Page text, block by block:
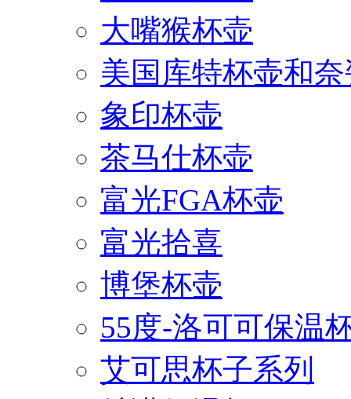
大嘴猴杯壶
美国库特杯壶和
象印杯壶
茶马仕杯壶
富光FGA杯壶
富光拾喜
博堡杯壶
55度-洛可可保温
艾可思杯子系列